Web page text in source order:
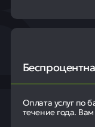
Оплата услуг по
течение года.